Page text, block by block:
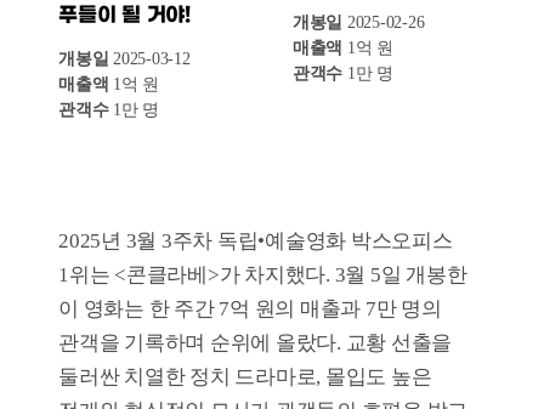
개봉 이후 한 주간 1억 원의 매출과 1만6천 명의
관객을 기록했다. 누적 관객 수는 2만 명이다.
화려한 캐스팅과 흥미로운 이야기 전개가
관객들의 호기심을 자극하며, 예술영화 팬층의
명의 관객을 기록했다. 유쾌한 스토리와 개성
넘치는 캐릭터들이 가족 관객층을 중심으로
이번 주 독립·예술영화 시장에서는 <콘클라베>
가 개봉 이후 교황청이 배경이지만 사실상 정치